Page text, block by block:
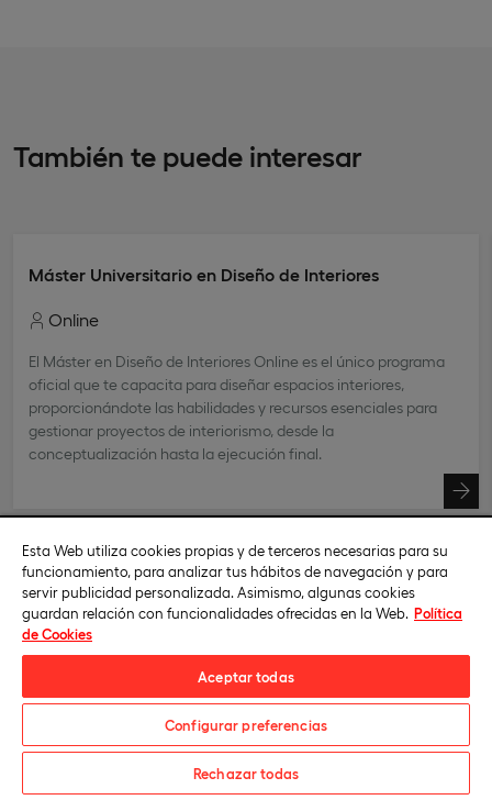
También te puede interesar
Máster Universitario en Diseño de Interiores
Online
El Máster en Diseño de Interiores Online es el único programa
oficial que te capacita para diseñar espacios interiores,
proporcionándote las habilidades y recursos esenciales para
gestionar proyectos de interiorismo, desde la
conceptualización hasta la ejecución final.
Política de privacidad
Solicita información
Esta Web utiliza cookies propias y de terceros necesarias para su
funcionamiento, para analizar tus hábitos de navegación y para
servir publicidad personalizada. Asimismo, algunas cookies
guardan relación con funcionalidades ofrecidas en la Web. Política
de Cookies
Aceptar todas
Configurar preferencias
Rechazar todas